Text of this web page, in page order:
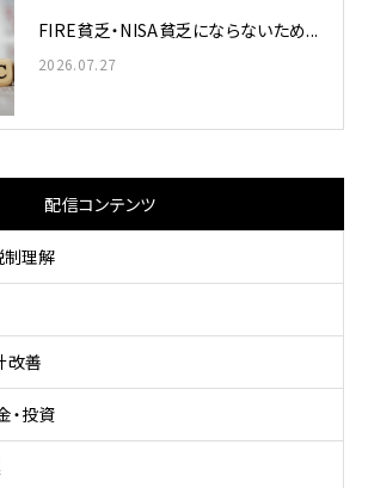
FIRE貧乏・NISA貧乏にならないため...
2026.07.27
配信コンテンツ
制理解
改善
・投資